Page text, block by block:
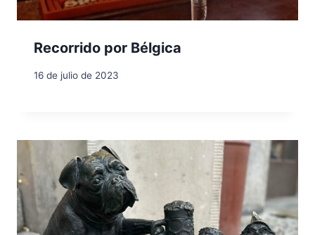
Recorrido por Bélgica
16 de julio de 2023